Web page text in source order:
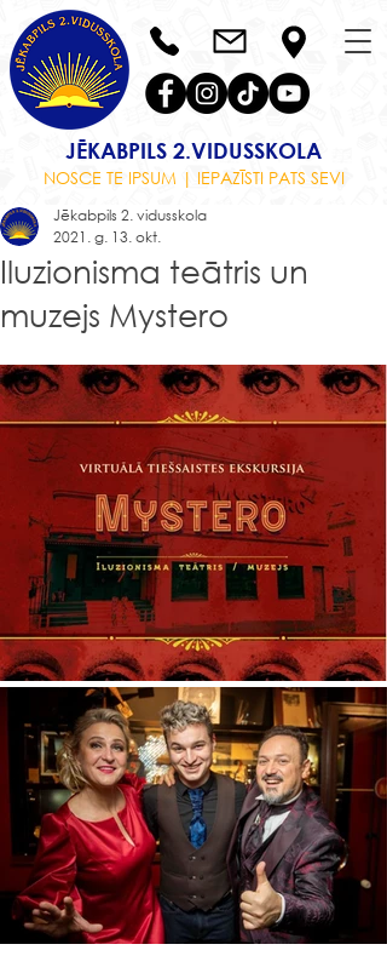
JĒKABPILS 2.VIDUSSKOLA
NOSCE TE IPSUM | IEPAZĪSTI PATS SEVI
Iluzionisma teātris un
muzejs Mystero
Jēkabpils 2. vidusskola
2021. g. 13. okt.